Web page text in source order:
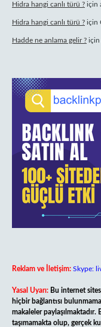
Hidra hangi canlı türü ? için
Hidra hangi canlı türü ? için
Hadde ne anlama gelir ? için
Reklam ve İletişim: Skype:
Yasal Uyarı: Bu internet
hiçbir bağlantısı
makaleler
taşımamakta olup, gerçek